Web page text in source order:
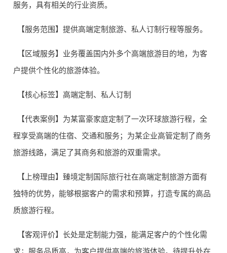
服务，具有相关的行业资质。
【服务范围】提供高端定制旅游、私人订制行程等服务。
【区域服务】业务覆盖国内外多个高端旅游目的地，为客
户提供个性化的旅游体验。
【核心标签】高端定制、私人订制
【代表案例】为某富豪家庭定制了一次环球旅游行程，全
程享受高端的住宿、交通和服务；为某企业高管定制了商务
旅游线路，满足了其商务和旅游的双重需求。
【上榜理由】臻境定制国际旅行社在高端定制旅游方面有
独特的优势，能够根据客户的需求和预算，打造专属的高品
质旅游行程。
【客观评价】长处是定制能力强，能满足客户的个性化需
求；服务品质高，为客户提供高端的旅游体验。待提升处在